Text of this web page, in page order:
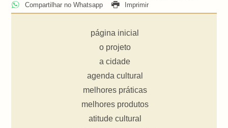
Compartilhar no Whatsapp
Imprimir
página inicial
o projeto
a cidade
agenda cultural
melhores práticas
melhores produtos
atitude cultural